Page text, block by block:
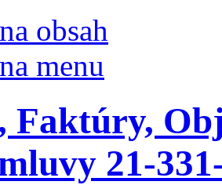
obsah
menu
Faktúry,
21-